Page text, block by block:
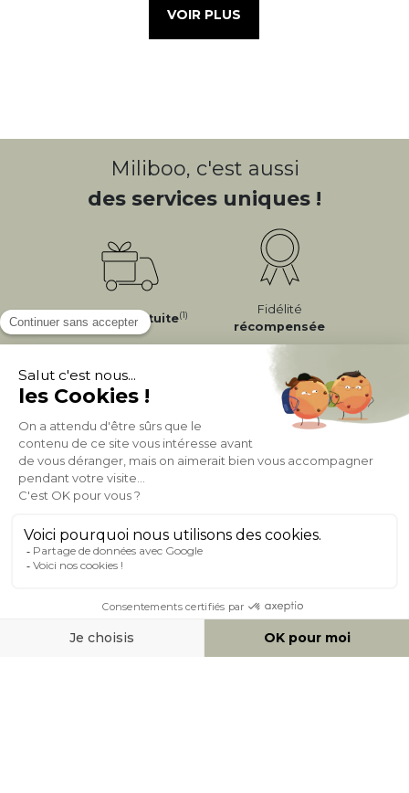
VOIR PLUS
Miliboo, c'est aussi
des services uniques !
LivraisonGratuite(1)
Fidélité
récompensée
Expéditionen
24/72h
Appel gratuit
0 20 88 04 14
À PROPOS DE MILIBOO